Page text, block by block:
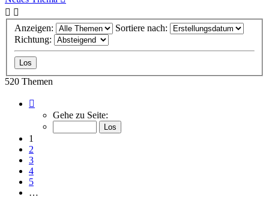
Anzeigen:
Sortiere nach:
Richtung:
520 Themen
von
Gehe zu Seite:
1
2
3
4
5
…